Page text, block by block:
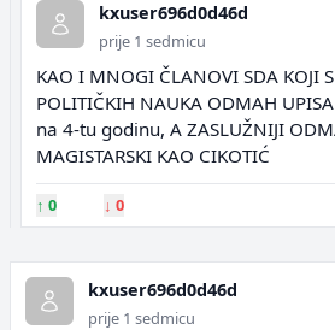
kxuser696d0d46d
prije 1 sedmicu
KAO I MNOGI ČLANOVI SDA KOJI
POLITIČKIH NAUKA ODMAH
na 4-tu godinu, A ZASLUŽNIJI
MAGISTARSKI KAO CIKOTIĆ
↑ 0 ↓ 0
kxuser696d0d46d
prije 1 sedmicu